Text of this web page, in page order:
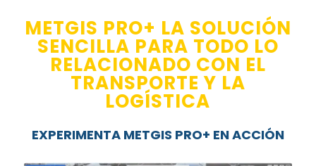
METGIS PRO+ LA SOLUCIÓN
SENCILLA PARA TODO LO
RELACIONADO CON EL
TRANSPORTE Y LA
LOGÍSTICA
EXPERIMENTA METGIS PRO+ EN ACCIÓN